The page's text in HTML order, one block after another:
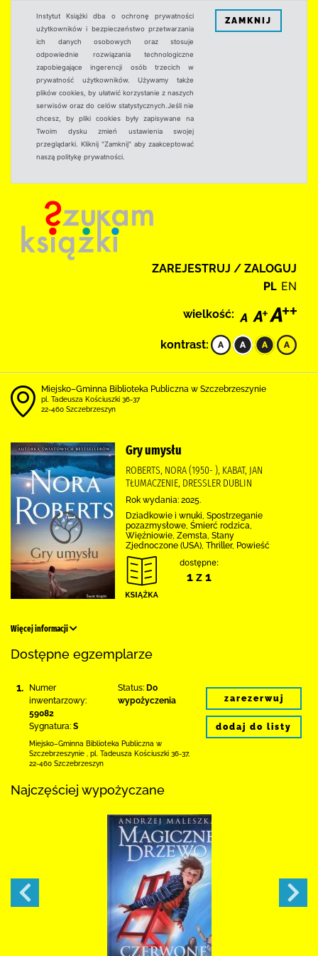
Instytut Książki dba o ochronę prywatności
użytkowników i bezpieczeństwo przetwarzania
ich danych osobowych oraz stosuje
odpowiednie rozwiązania technologiczne
zapobiegające ingerencji osób trzecich w
prywatność użytkowników. Używamy także
plików cookies, by ułatwić korzystanie z naszych
serwisów oraz do celów statystycznych.Jeśli nie
chcesz, by pliki cookies były zapisywane na
Twoim dysku zmień ustawienia swojej
przeglądarki. Kliknij "Zamknij" aby zaakceptować
naszą politykę prywatności.
ZAMKNIJ
ZAREJESTRUJ / ZALOGUJ
PL EN
wielkość:
kontrast:
Miejsko–Gminna Biblioteka Publiczna w Szczebrzeszynie
pl. Tadeusza Kościuszki 36-37
22-460 Szczebrzeszyn
Gry umysłu
ROBERTS, NORA (1950- ), KABAT, JAN
TŁUMACZENIE, DRESSLER DUBLIN
Rok wydania: 2025.
Dziadkowie i wnuki, Spostrzeganie
pozazmysłowe, Śmierć rodzica,
Więźniowie, Zemsta, Stany
Zjednoczone (USA), Thriller, Powieść
dostępne:
1 z 1
Więcej informacji
Dostępne egzemplarze
1.
Numer
inwentarzowy:
59082
Sygnatura: S
Status: Do
wypożyczenia
Miejsko–Gminna Biblioteka Publiczna w
Szczebrzeszynie
pl. Tadeusza Kościuszki 36-37,
22-460 Szczebrzeszyn
zarezerwuj
dodaj do listy
Najczęściej wypożyczane